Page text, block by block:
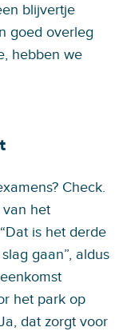
blijvertje
goed overleg
hebben we
Check.
het
is het derde
gaan”, aldus
het park op
dat zorgt voor